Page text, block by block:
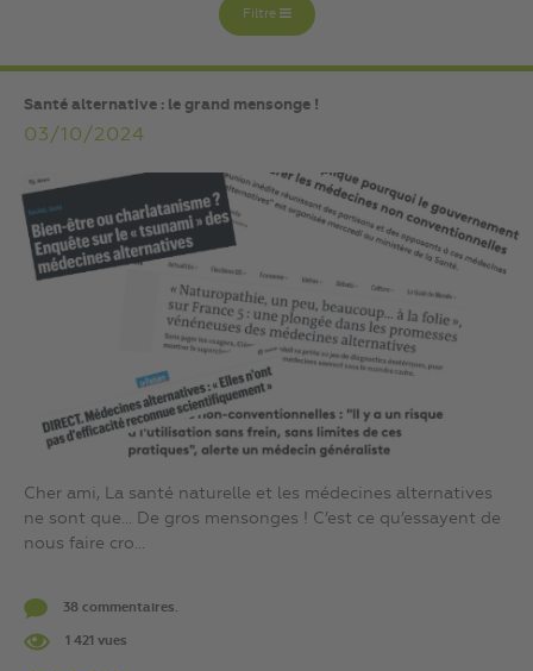
Filtre
Santé alternative : le grand mensonge !
03/10/2024
Cher ami, La santé naturelle et les médecines alternatives
ne sont que… De gros mensonges ! C’est ce qu’essayent de
nous faire cro...
38 commentaires.
1 421 vues